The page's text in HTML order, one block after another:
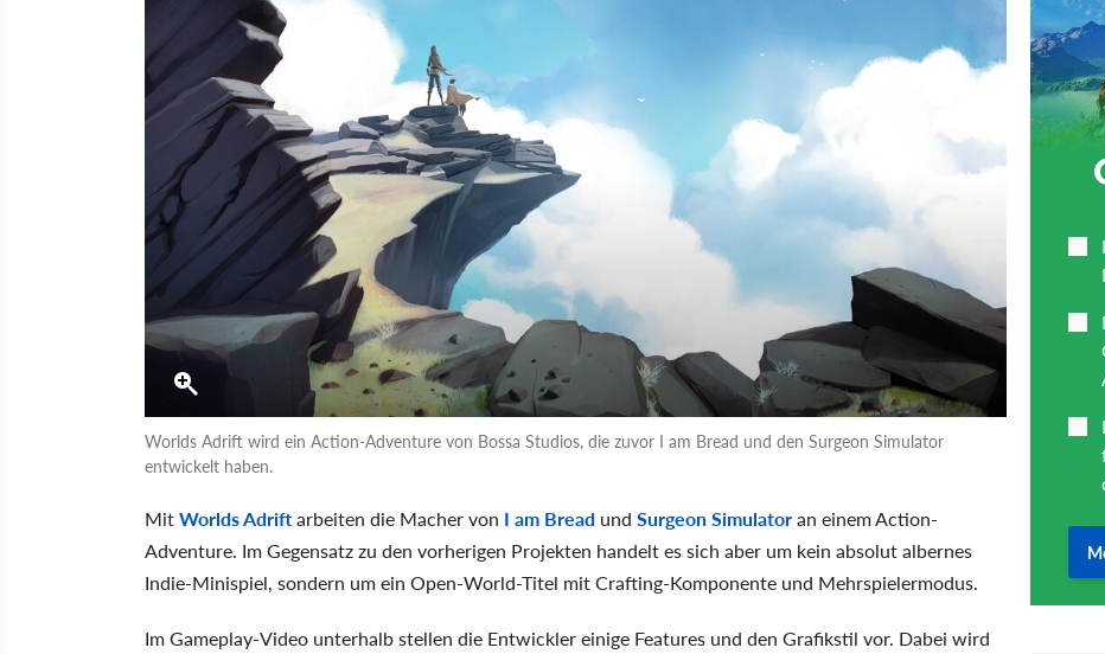
Worlds Adrift wird ein Action-Adventure von Bossa Studios, die zuvor I am Bread und den Surgeon Simulator
entwickelt haben.
MitWorlds Adriftarbeiten die Macher von I am Bread und Surgeon Simulatoran einem Action-
Adventure. Im Gegensatz zu den vorherigen Projekten handelt es sich aber um kein absolut albernes
Indie-Minispiel, sondern um ein Open-World-Titel mit Crafting-Komponente und Mehrspielermodus.
Im Gameplay-Video unterhalb stellen die Entwickler einige Features und den Grafikstil vor. Dabei wird